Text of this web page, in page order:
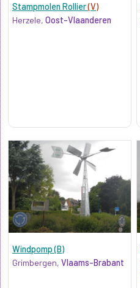
Stampmolen Rollier(V)
Herzele, Oost-Vlaanderen
Windpomp (B)
Grimbergen, Vlaams-Brabant